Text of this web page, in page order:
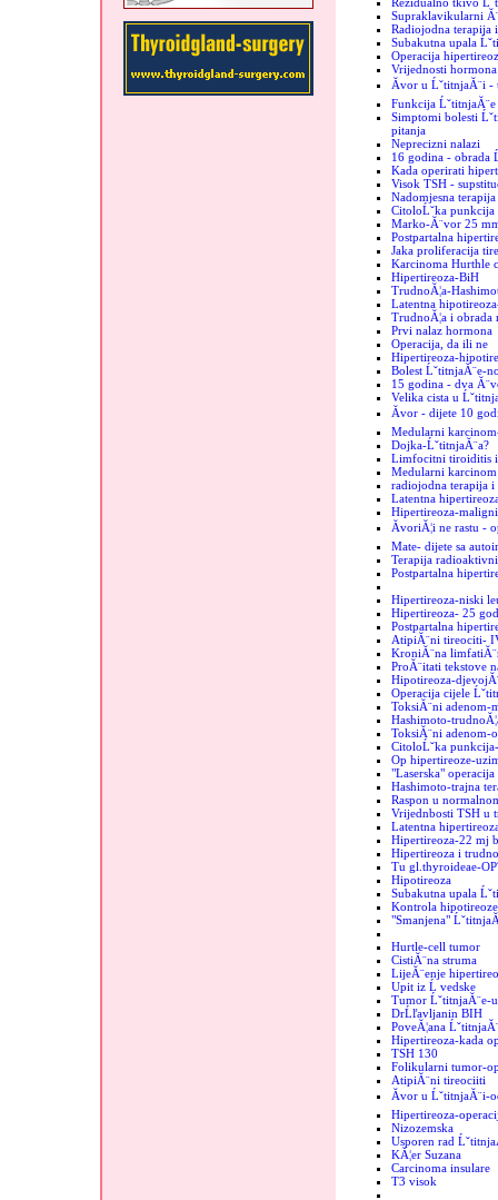
Supraklavikularni
Radiojodna terapija
Subakutna upala
Operacija
Vrijednosti hormona
Ăvor u ĹˇtitnjaĂ¨i -
Funkcija ĹˇtitnjaĂ¨e
Simptomi bolesti
pitanja
Neprecizni nalazi
16 godina - obrada
Kada operirati
Visok TSH -
Nadomjesna
CitoloĹˇka punkcija
Marko-Ă¨vor 25
Postpartalna
Jaka proliferacija
Karcinoma Hurthle
Hipertireoza-BiH
TrudnoĂ¦a-
Latentna
TrudnoĂ¦a i obrada
Prvi nalaz hormona
Operacija, da ili ne
Hipertireoza-
Bolest ĹˇtitnjaĂ¨e-
15 godina - dva
Velika cista u
Ăvor - dijete 10
Medularni
Dojka-ĹˇtitnjaĂ¨a?
Limfocitni tiroiditis i
Medularni
radiojodna terapija i
Latentna
Hipertireoza-
ĂvoriĂ¦i ne rastu -
Mate- dijete sa
Terapija
Postpartalna
Hipertireoza-niski
Hipertireoza- 25 god
Postpartalna
AtipiĂ¨ni tireociti-
KroniĂ¨na
ProĂ¨itati tekstove
Hipotireoza-
Operacija cijele
ToksiĂ¨ni adenom-
Hashimoto-
ToksiĂ¨ni adenom-
CitoloĹˇka
Op hipertireoze-
"Laserska" operacija
Hashimoto-trajna
Raspon u
Vrijednbosti TSH u
Latentna
Hipertireoza-22 mj
Hipertireoza i
Tu gl.thyroideae-
Hipotireoza
Subakutna upala
Kontrola hipotireoze
"Smanjena"
Hurtle-cell tumor
CistiĂ¨na struma
LijeĂ¨enje
Upit iz Ĺ vedske
Tumor ĹˇtitnjaĂ¨e-
DrĹľavljanin BIH
PoveĂ¦ana
Hipertireoza-kada
TSH 130
Folikularni tumor-
AtipiĂ¨ni tireociiti
Ăvor u ĹˇtitnjaĂ¨i-
Hipertireoza-
Nizozemska
Usporen rad
KĂ¦er Suzana
Carcinoma insulare
T3 visok